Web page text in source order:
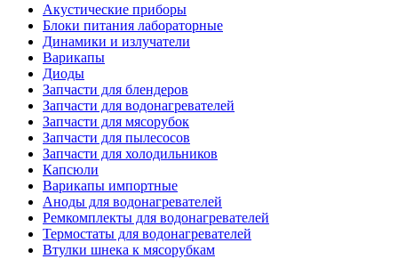
Акустические приборы
Блоки питания лабораторные
Динамики и излучатели
Варикапы
Диоды
Запчасти для блендеров
Запчасти для водонагревателей
Запчасти для мясорубок
Запчасти для пылесосов
Запчасти для холодильников
Капсюли
Варикапы импортные
Аноды для водонагревателей
Ремкомплекты для водонагревателей
Термостаты для водонагревателей
Втулки шнека к мясорубкам